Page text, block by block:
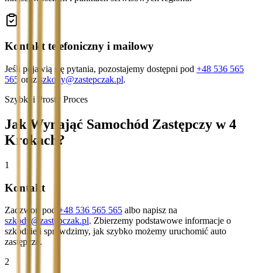
Kontakt telefoniczny i mailowy
Jeśli pojawią się pytania, pozostajemy dostępni pod +48 536 565
565 oraz szkody@zastepczak.pl.
Szybki i Prosty Proces
Jak Wynająć Samochód Zastępczy w 4
Krokach?
1
Kontakt
Zadzwoń pod +48 536 565 565 albo napisz na
szkody@zastepczak.pl. Zbierzemy podstawowe informacje o
szkodzie i sprawdzimy, jak szybko możemy uruchomić auto
zastępcze.
2